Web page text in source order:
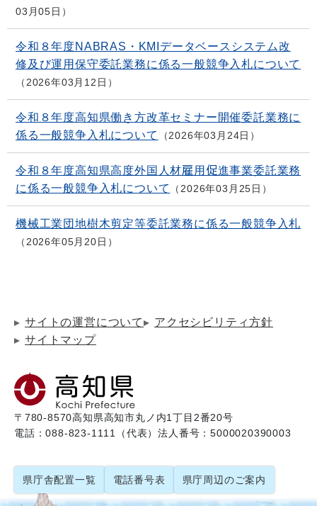
03月05日
令和８年度NABRAS・KMIデータベースシステム改
修及び運用保守委託業務に係る一般競争入札について
2026年03月12日
令和８年度高知県働き方改革セミナー開催委託業務に
係る一般競争入札について
2026年03月24日
令和８年度高知県高度外国人材雇用促進事業委託業務
に係る一般競争入札について
2026年03月25日
機械工業団地樹木剪定等委託業務に係る一般競争入札
2026年05月20日
サイトの運営について
アクセシビリティ方針
サイトマップ
〒780-8570高知県高知市丸ノ内1丁目2番20号
電話：088-823-1111（代表）法人番号：5000020390003
県庁舎配置一覧 電話番号表 県庁周辺のご案内